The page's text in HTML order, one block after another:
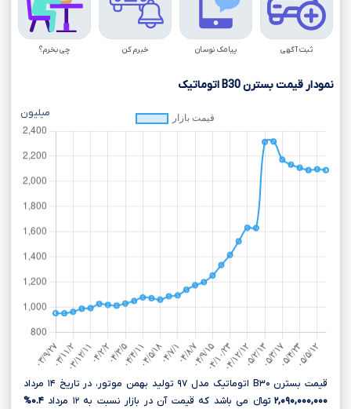
ثبت آگهی پیامک نوسان خبرم کن چی بخرم؟
نمودار قیمت بسترنB30اتوماتیک
میلیون
قیمت بسترن B۳۰ اتوماتیک مدل ۹۷ تولید بهمن موتور، در تاریخ ۱۴ مرداد
۲,۰۹۰,۰۰۰,۰۰۰ تومانءءء می باشد که قیمت آن در بازار نسبت به ۱۲ مرداد
۰.۴%